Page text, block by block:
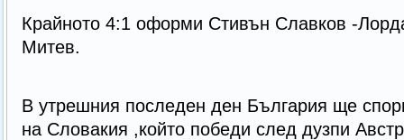
Крайното 4:1 оформи Стивън Славков -
Митев.
В утрешния последен ден България ще
на Словакия ,който победи след дузпи